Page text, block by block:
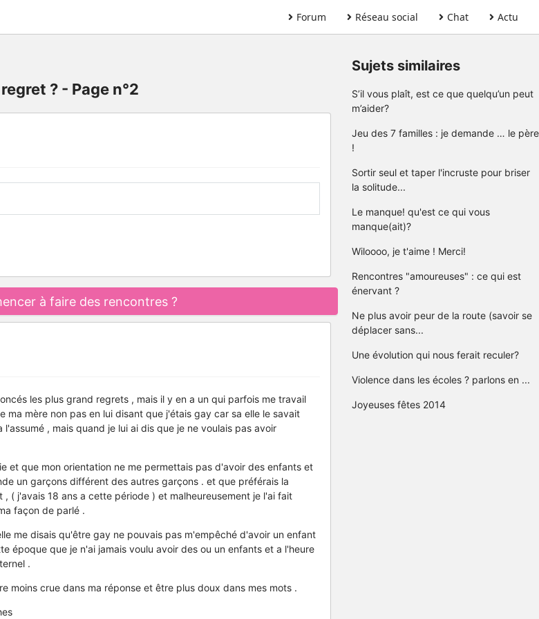
Forum Réseau social Chat Actu
? - Page n°2
à faire des rencontres ?
les plus grand regrets , mais il y en a un qui parfois me travail
mère non pas en lui disant que j'étais gay car sa elle le savait
, mais quand je lui ai dis que je ne voulais pas avoir
et que mon orientation ne me permettais pas d'avoir des enfants et
un garçons différent des autres garçons . et que préférais la
( j'avais 18 ans a cette période ) et malheureusement je l'ai fait
façon de parlé .
me disais qu'être gay ne pouvais pas m'empêché d'avoir un enfant
époque que je n'ai jamais voulu avoir des ou un enfants et a l'heure
.
moins crue dans ma réponse et être plus doux dans mes mots .
Sujets similaires
S’il vous plaît, est ce que quelqu’un peut
m’aider?
Jeu des 7 familles : je demande … le père
!
Sortir seul et taper l'incruste pour briser
la solitude...
Le manque! qu'est ce qui vous
manque(ait)?
Wiloooo, je t'aime ! Merci!
Rencontres "amoureuses" : ce qui est
énervant ?
Ne plus avoir peur de la route (savoir se
déplacer sans...
Une évolution qui nous ferait reculer?
Violence dans les écoles ? parlons en ...
Joyeuses fêtes 2014